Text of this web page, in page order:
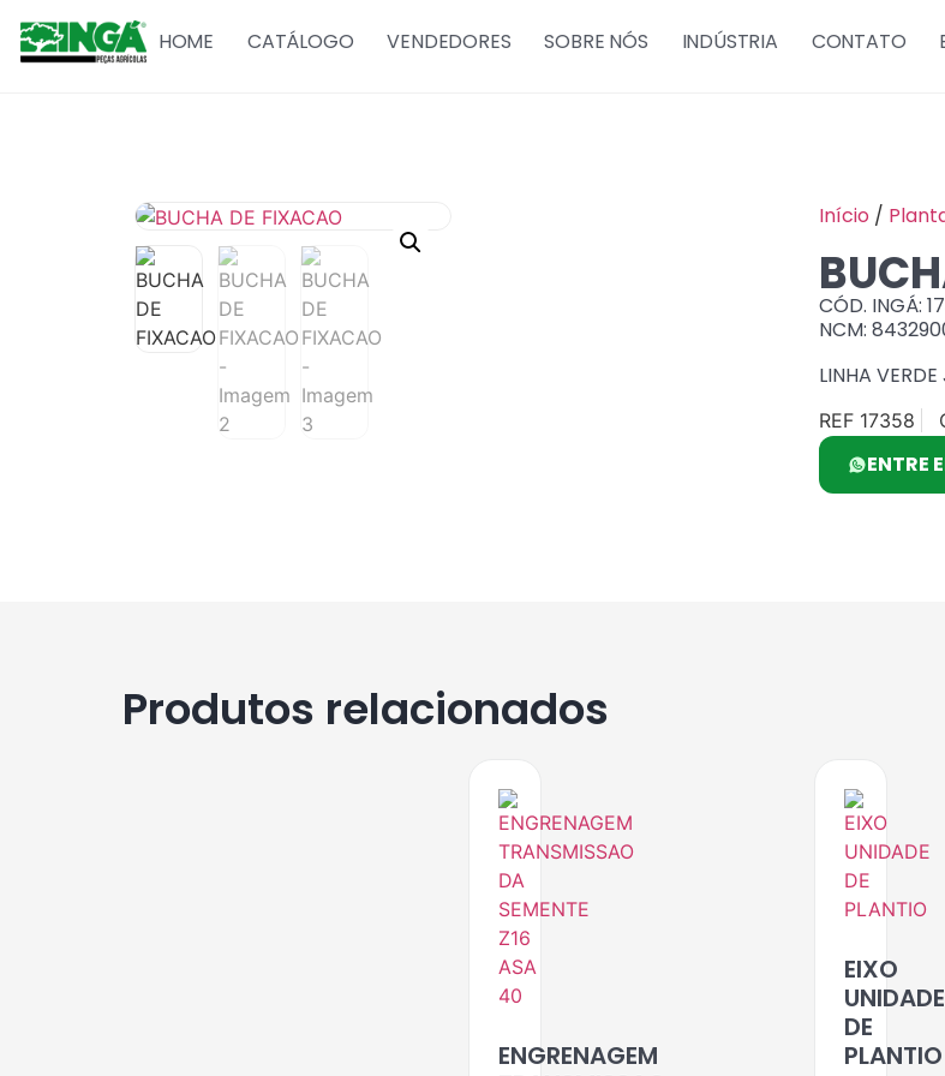
HOME CATÁLOGO VENDEDORES SOBRE NÓS INDÚSTRIA CONTATO
Início /
CÓD. INGÁ:
NCM:
LINHA
REF 17358
ENTRE
Produtos relacionados
ENGRENAGEM
EIXO
UNIDADE
DE
PLANTIO